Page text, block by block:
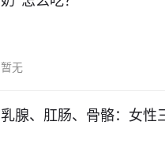
暂无
乳腺、肛肠、骨骼：女性